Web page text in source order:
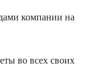
компании на
во всех своих